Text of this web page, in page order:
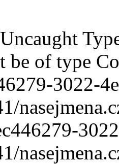
be of type
3022-